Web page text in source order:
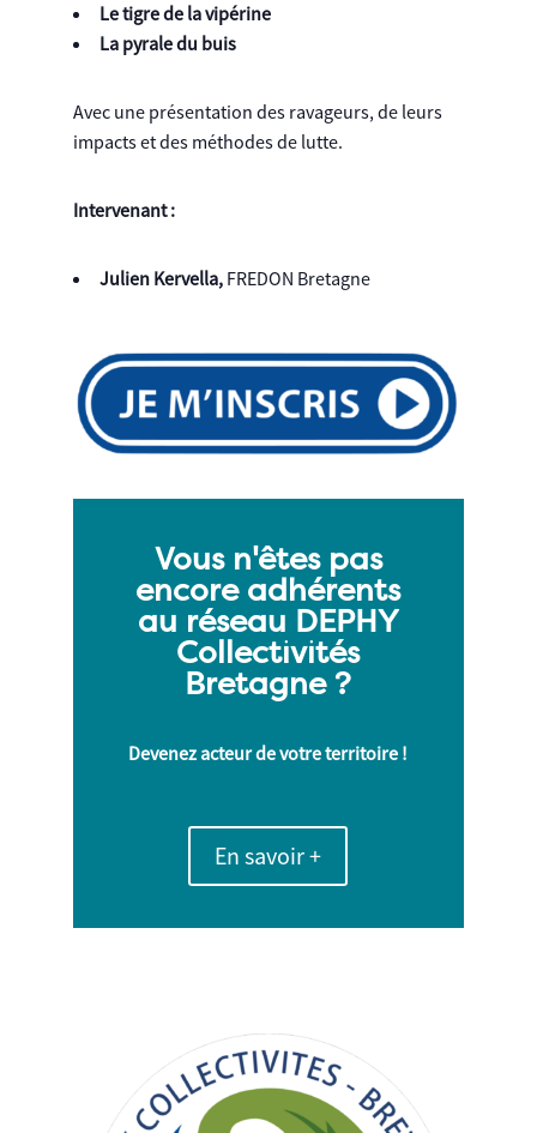
Le tigre de la vipérine
La pyrale du buis
Avec une présentation des ravageurs, de leurs
impacts et des méthodes de lutte.
Intervenant :
Julien Kervella, FREDON Bretagne
Vous n'êtes pas
encore adhérents
au réseau DEPHY
Collectivités
Bretagne ?
Devenez acteur de votre territoire !
En savoir +